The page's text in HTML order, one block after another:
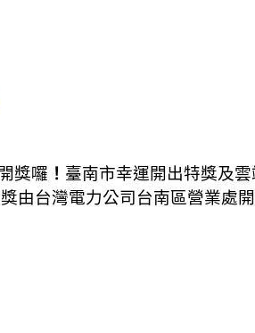
獎囉 ！ 臺南市幸運開出特獎及
由台灣電力公司台南區營業處